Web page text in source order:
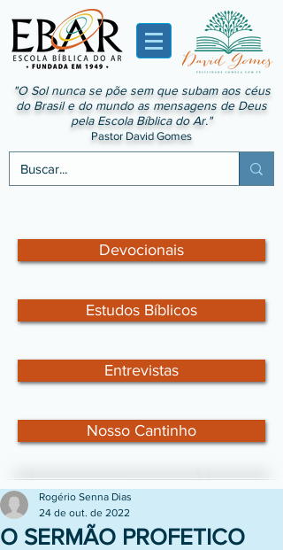
"O Sol nunca se põe sem que subam aos céus
do Brasil e do mundo as mensagens de Deus
pela Escola Bíblica do Ar."
Pastor David Gomes
Devocionais
Estudos Bíblicos
Entrevistas
Nosso Cantinho
O SERMÃO PROFETICO
Rogério Senna Dias
24 de out. de 2022